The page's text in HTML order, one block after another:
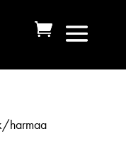
harmaa